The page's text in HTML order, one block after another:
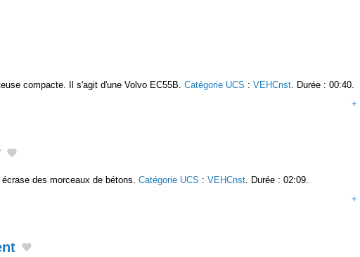
compacte. Il s'agit d'une Volvo EC55B. Catégorie UCS : VEHCnst . Durée : 00:40.
+
des morceaux de bétons. Catégorie UCS : VEHCnst . Durée : 02:09.
+